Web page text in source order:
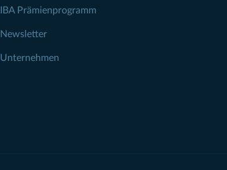
IBA Prämienprogramm
Newsletter
Unternehmen